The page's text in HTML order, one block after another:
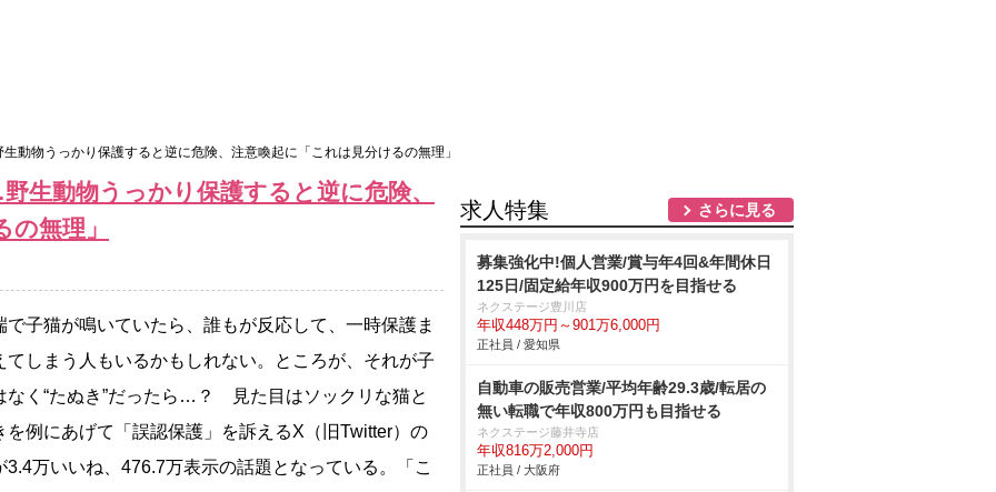
動物うっかり保護すると逆に危険、注意喚起に「これは見分けるの無理」
生動物うっかり保護すると逆に危険、
無理」
子猫が鳴いていたら、誰もが反応して、一時保護ま
てしまう人もいるかもしれない。ところが、それが子
なく“たぬき”だったら…？ 見た目はソックリな猫と
を例にあげて「誤認保護」を訴えるX（旧Twitter）の
3.4万いいね、476.7万表示の話題となっている。「こ
求人特集 さらに見る
募集強化中!個人営業/賞与年4回&年間休日
125日/固定給年収900万円を目指せる
ネクステージ豊川店
年収448万円～901万6,000円
正社員 / 愛知県
自動車の販売営業/平均年齢29.3歳/転居の
無い転職で年収800万円も目指せる
ネクステージ藤井寺店
年収816万2,000円
正社員 / 大阪府